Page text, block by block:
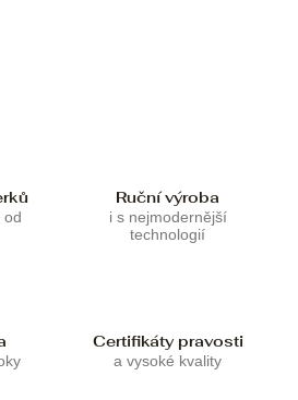
od
Ruční výroba
i s nejmodernější
technologií
Certifikáty pravosti
a vysoké kvality